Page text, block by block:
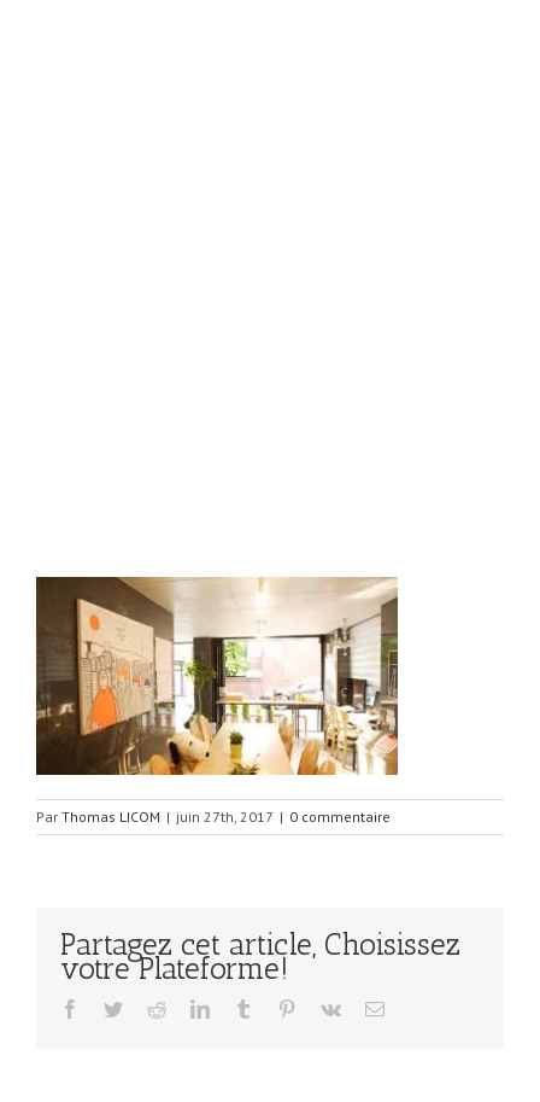
Par Thomas LICOM | juin 27th, 2017 | 0 commentaire
Partagez cet article, Choisissez
votre Plateforme!
Facebook
TwitterRedditLinkedInTumblr Pinterest
Vk Email